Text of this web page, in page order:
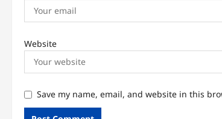
Website
Save my name, email, and website in this